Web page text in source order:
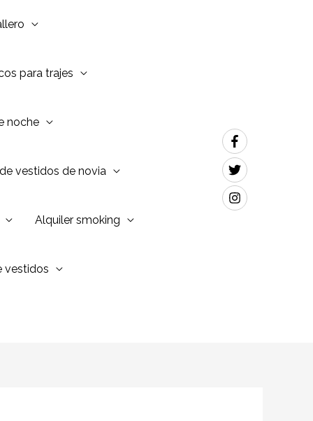
para trajes
noche
vestidos de novia
Alquiler smoking
vestidos